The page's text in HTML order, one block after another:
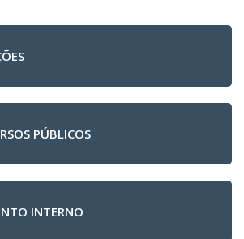
PÚBLICOS
INTERNO